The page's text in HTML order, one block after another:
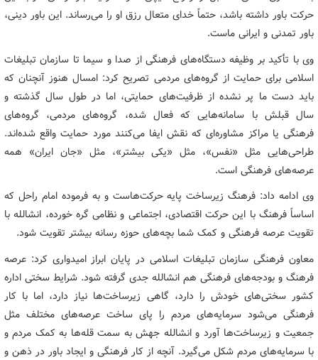
حرکت باور داشته باشد، حتماً خدای متعال رزق او را می‌رساند. این باور دینی،
باور تمدنی و ایرانی ماست.
وی با تأکید بر وظیفه دستگاه‌های فرهنگی از صدا و سیما تا سازمان تبلیغات
اسلامی برای حمایت از گروه‌های مردمی تصریح کرد: امسال هنوز آنچنان که
باید دست ما پر نشده از ظرفیت‌های حمایتی، اما در طول سال گذشته و
سال قبلش با سامانه‌هایی که فعال شده، گروه‌های مردمی، گروه‌های
فرهنگی یا مراکز مشاوره‌ای که نقش ایفا می‌کنند مورد حمایت واقع شده‌اند.
طراحی‌هایی مثل «نفس»، مثل «یکی بیشتر»، مثل «جان ایران» همه
عرصه‌های فرهنگی است.
وی ادامه داد: فرهنگ زیرساخت پایه حرکت‌هاست و به فرموده امام راحل که
اساساً فرهنگ با این حرکت اقتصادی، اجتماعی و نظامی گره خورده، انشالله با
تقویت عرصه فرهنگی و کمک شما بچه‌های حوزه رسانه بیشتر تقویت شود.
معاون فرهنگی سازمان تبلیغات اسلامی در پایان ابراز امیدواری کرد: عرصه
فرهنگ و بودجه‌های فرهنگی هم انشالله جدی گرفته شود. شرایط سختی اداره
کشور سختی‌های خودش را دارد، گاهی زیرساخت‌ها نیاز دارد، اما با کار
فرهنگی می‌شود سرمایه‌های مردم را پای ساخت عرصه‌های مختلف مثل
جمعیت و زیرساخت‌ها آورد و انشالله جهش به سمت قله‌ها به کمک مردم و
با سرمایه‌های مردم شکل می‌گیرد. آنچه از کار فرهنگی و ایجاد باور در ذهن و